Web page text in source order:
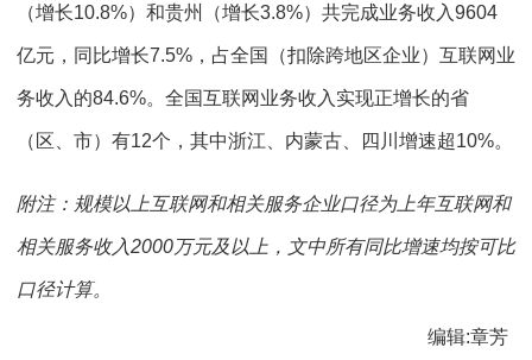
（增长10.8%）和贵州（增长3.8%）共完成业务收入9604
亿元，同比增长7.5%，占全国（扣除跨地区企业）互联网业
务收入的84.6%。全国互联网业务收入实现正增长的省
（区、市）有12个，其中浙江、内蒙古、四川增速超10%。
附注：规模以上互联网和相关服务企业口径为上年互联网和
相关服务收入2000万元及以上，文中所有同比增速均按可比
口径计算。
编辑:章芳